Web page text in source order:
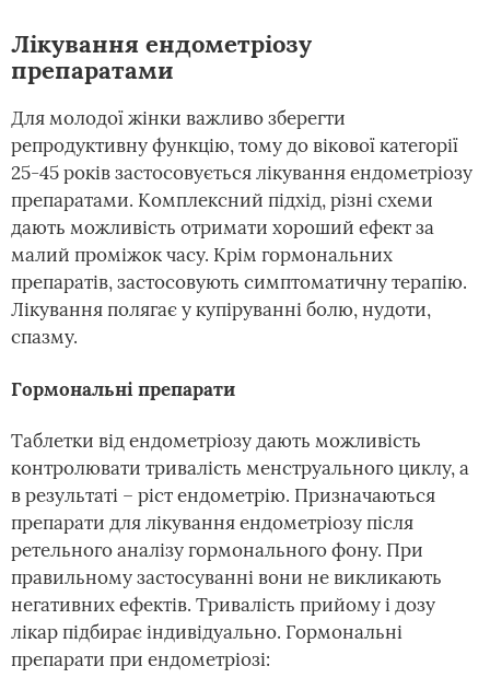
Лікування ендометріозу
препаратами
Для молодої жінки важливо зберегти
репродуктивну функцію, тому до вікової категорії
25-45 років застосовується лікування ендометріозу
препаратами. Комплексний підхід, різні схеми
дають можливість отримати хороший ефект за
малий проміжок часу. Крім гормональних
препаратів, застосовують симптоматичну терапію.
Лікування полягає у купіруванні болю, нудоти,
спазму.
Гормональні препарати
Таблетки від ендометріозу дають можливість
контролювати тривалість менструального циклу, а
в результаті – ріст ендометрію. Призначаються
препарати для лікування ендометріозу після
ретельного аналізу гормонального фону. При
правильному застосуванні вони не викликають
негативних ефектів. Тривалість прийому і дозу
лікар підбирає індивідуально. Гормональні
препарати при ендометріозі: